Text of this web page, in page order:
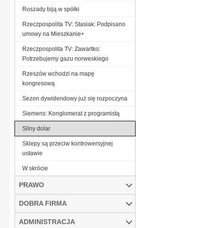
Roszady biją w spółki
Rzeczpospolita TV: Stasiak: Podpisano
umowy na Mieszkanie+
Rzeczpospolita TV: Zawartko:
Potrzebujemy gazu norweskiego
Rzeszów wchodzi na mapę
kongresową
Sezon dywidendowy już się rozpoczyna
Siemens: Konglomerat z programistą
Silny dolar
Sklepy są przeciw kontrowersyjnej
ustawie
W skrócie
PRAWO
DOBRA FIRMA
ADMINISTRACJA